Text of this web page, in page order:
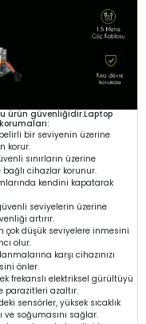
ürün güvenliğidir.Laptop
bir seviyenin üzerine
korur.
sınırların üzerine
bağlı cihazlar korunur.
kendini kapatarak
seviyelerin üzerine
artırır.
çok düşük seviyelere inmesini
olur.
karşı cihazınızı
önler.
frekanslı elektriksel gürültüyü
parazitleri azaltır.
sensörler, yüksek sıcaklık
soğumasını sağlar.